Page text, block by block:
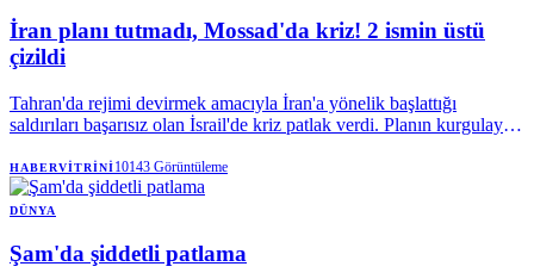
İran planı tutmadı, Mossad'da kriz! 2 ismin üstü
çizildi
Tahran'da rejimi devirmek amacıyla İran'a yönelik başlattığı
saldırıları başarısız olan İsrail'de kriz patlak verdi. Planın kurgulayan
HABERVITRINI10143 Görüntüleme
DÜNYA
Şam'da şiddetli patlama